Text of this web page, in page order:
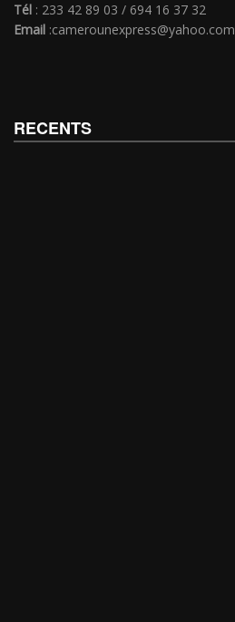
Tél : 233 42 89 03 / 694 16 37 32
Email :camerounexpress@yahoo.com
RECENTS